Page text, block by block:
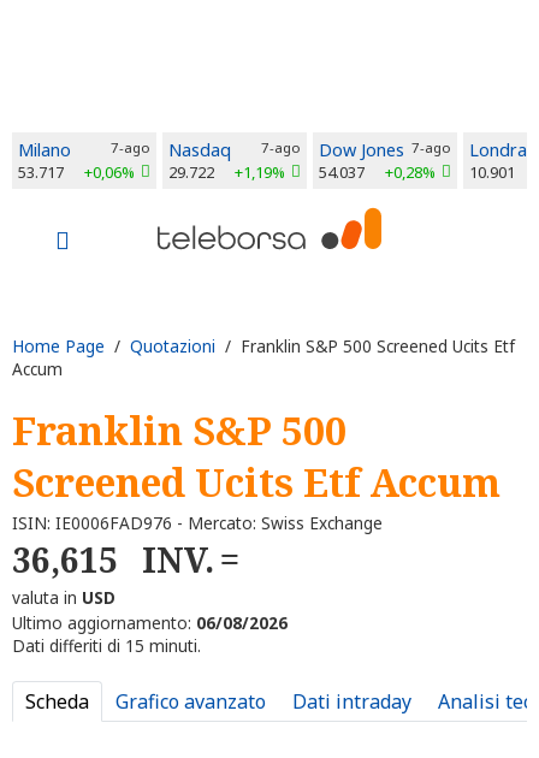
Milano 7-ago
53.717 +0,06%
Nasdaq 7-ago
29.722 +1,19%
Dow Jones 7-ago
54.037 +0,28%
Londra
10.901
Home Page / Quotazioni / Franklin S&P 500 Screened Ucits Etf
Accum
Franklin S&P 500
Screened Ucits Etf Accum
ISIN: IE0006FAD976 - Mercato: Swiss Exchange
36,615 INV.
valuta in USD
Ultimo aggiornamento: 06/08/2026
Dati differiti di 15 minuti.
Scheda Grafico avanzato Dati intraday Analisi